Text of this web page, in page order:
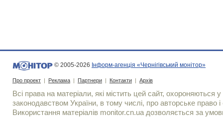
© 2005-2026 Інформ-агенція «Чернігівський монітор»
Про проект | Реклама | Партнери | Контакти | Архів
Всі права на матеріали, які містить цей сайт, охороняються у
законодавством України, в тому числі, про авторське право і
Використання матерiалiв monitor.cn.ua дозволяється за